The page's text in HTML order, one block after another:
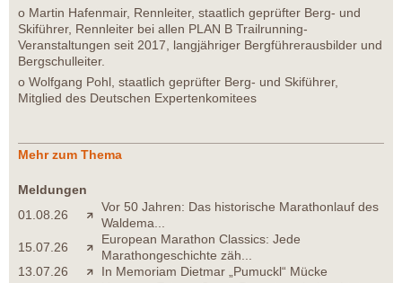
o Martin Hafenmair, Rennleiter, staatlich geprüfter Berg- und
Skiführer, Rennleiter bei allen PLAN B Trailrunning-
Veranstaltungen seit 2017, langjähriger Bergführerausbilder und
Bergschulleiter.
o Wolfgang Pohl, staatlich geprüfter Berg- und Skiführer,
Mitglied des Deutschen Expertenkomitees
Mehr zum Thema
Meldungen
01.08.26
Vor 50 Jahren: Das historische Marathonlauf des
Waldema...
15.07.26
European Marathon Classics: Jede
Marathongeschichte zäh...
13.07.26
In Memoriam Dietmar „Pumuckl“ Mücke